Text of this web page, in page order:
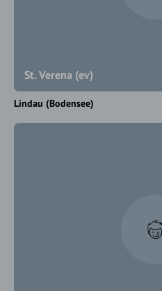
St. Verena (ev)
Lindau (Bodensee)